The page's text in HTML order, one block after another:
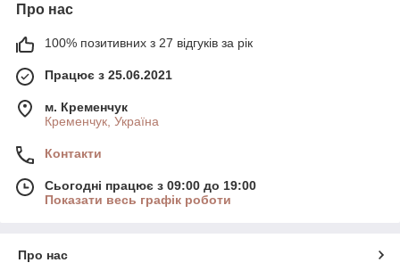
Про нас
100% позитивних з 27 відгуків за рік
Працює з 25.06.2021
м. Кременчук
Кременчук, Україна
Контакти
Сьогодні працює з 09:00 до 19:00
Показати весь графік роботи
Про нас